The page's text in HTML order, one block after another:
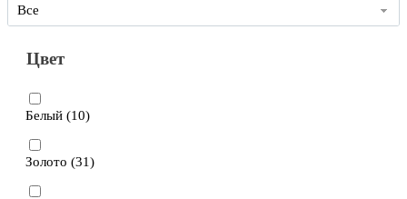
Все
Цвет
Белый (10)
Золото (31)